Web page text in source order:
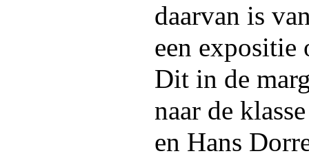
daarvan is
een expositie
Dit in de
naar de
en Hans